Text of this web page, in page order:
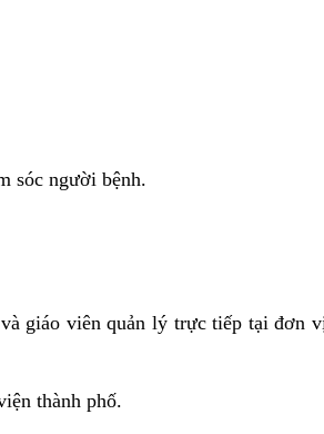
sóc người bệnh.
giáo viên quản lý trực tiếp tại đơn
thành phố.